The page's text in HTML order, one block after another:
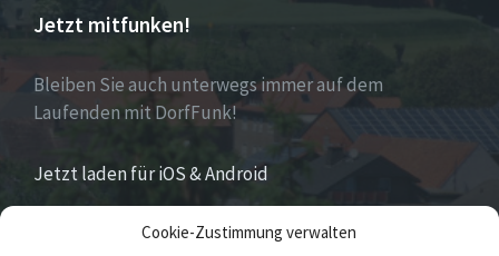
Cookie-Zustimmung verwalten
Jetzt mitfunken!
Bleiben Sie auch unterwegs immer auf dem
Laufenden mit DorfFunk!
Jetzt laden für iOS & Android